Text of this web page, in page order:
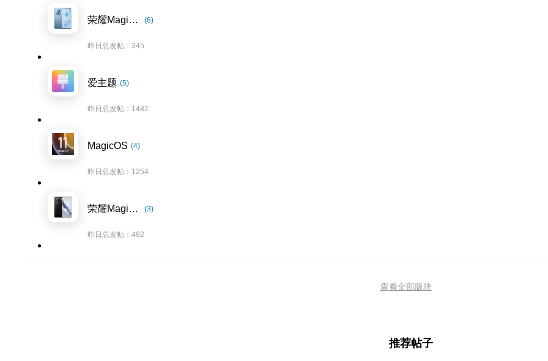
荣耀Magic5系列 (6)
昨日总发帖：345
爱主题 (5)
昨日总发帖：1482
MagicOS (4)
昨日总发帖：1254
荣耀Magic6系列 (3)
昨日总发帖：482
查看全部版块
推荐帖子